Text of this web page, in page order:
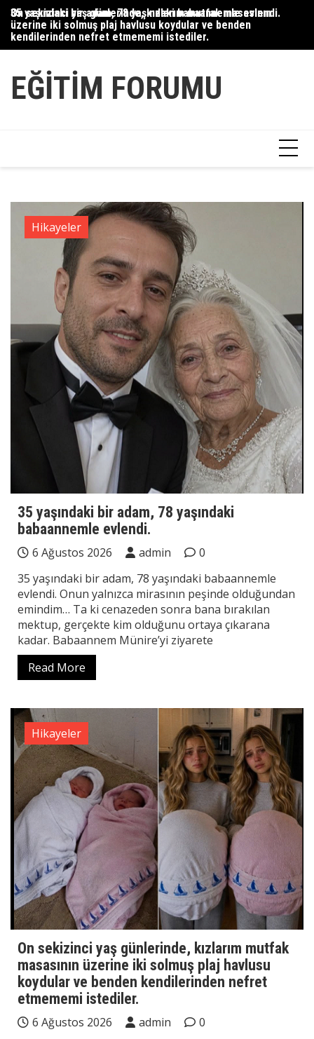
Skip
content
35 yaşındaki bir adam, 78 yaşındaki babaannemle evlendi.
On sekizinci yaş günlerinde, kızlarım mutfak masasının
üzerine iki solmuş plaj havlusu koydular ve benden
kendilerinden nefret etmememi istediler.
EĞITIM FORUMU
Hikayeler
35 yaşındaki bir adam, 78 yaşındaki
babaannemle evlendi.
6 Ağustos 2026 admin
0
35 yaşındaki bir adam, 78 yaşındaki babaannemle
evlendi. Onun yalnızca mirasının peşinde olduğundan
emindim… Ta ki cenazeden sonra bana bırakılan
mektup, gerçekte kim olduğunu ortaya çıkarana
kadar. Babaannem Münire’yi ziyarete
Read More
Hikayeler
On sekizinci yaş günlerinde, kızlarım mutfak
masasının üzerine iki solmuş plaj havlusu
koydular ve benden kendilerinden nefret
etmememi istediler.
6 Ağustos 2026 admin
0